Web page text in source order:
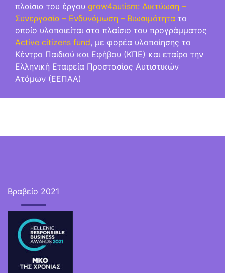
πλαίσια του έργου grow4autism: Δικτύωση –
Συνεργασία – Ενδυνάμωση – Βιωσιμότητα το
οποίο υλοποιείται στο πλαίσιο του προγράμματος
Active citizens fund, με φορέα υλοποίησης το
Κέντρο Παιδιού και Εφήβου (ΚΠΕ) και εταίρο την
Ελληνική Εταιρεία Προστασίας Αυτιστικών
Ατόμων (ΕΕΠΑΑ)
Βραβείο 2021